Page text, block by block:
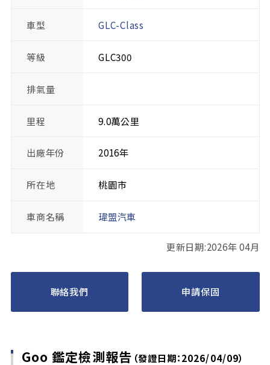
車型 GLC-Class
等級 GLC300
排氣量
里程 9.0萬公里
出廠年份 2016年
所在地 桃園市
車商名稱 瑋盟汽車
更新日期:2026年 04月
聯絡我們 申請保固
Goo 鑑定檢測報告 （發證日期：2026/04/09）